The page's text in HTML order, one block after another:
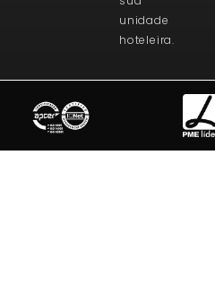
unidade
hoteleira.